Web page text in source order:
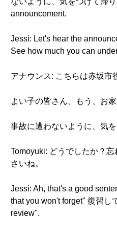
announcement.
Jessi: Let's hear the
See how much you can
アナウンス: こちらは赤坂市
よい子の皆さん、もう、お
事故に遭わないように、気
Tomoyuki: どうでしたか？
さいね。
Jessi: Ah, that's a good
that you won't forget" 復習し
review".